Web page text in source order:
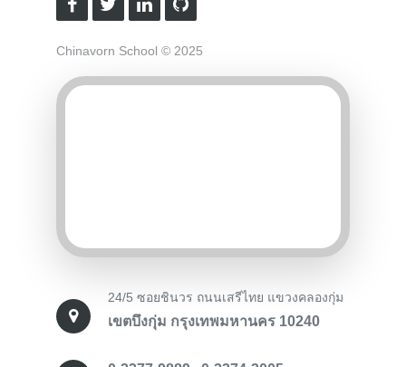
Chinavorn School © 2025
24/5 ซอยชินวร ถนนเสรีไทย แขวงคลองกุ่ม
เขตบึงกุ่ม กรุงเทพมหานคร 10240